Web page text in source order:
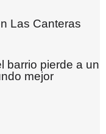
Las Canteras
barrio pierde a un
mejor